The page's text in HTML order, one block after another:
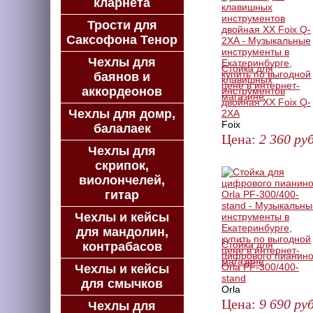
Стойка для
клавишных
инструментов
двойная XX Foix Q-
2XA
Foix
Цена: 2 360
Стойка для
цифрового пианино
Orla PF-300/400-
stand
Orla
Цена: 9 690
кларнета
Трости для
Саксофона Тенор
Чехлы для
баянов и
аккордеонов
Чехлы для домр,
балалаек
Чехлы для
скрипок,
виолончелей,
гитар
Чехлы и кейсы
для мандолин,
контрабасов
Чехлы и кейсы
для смычков
Чехлы для